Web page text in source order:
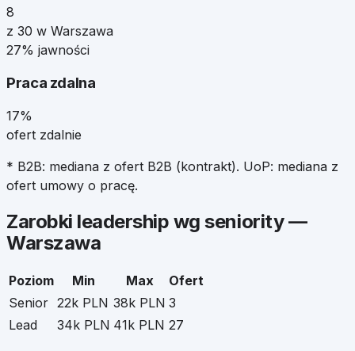
8
z 30 w Warszawa
27% jawności
Praca zdalna
17%
ofert zdalnie
* B2B: mediana z ofert B2B (kontrakt). UoP: mediana z
ofert umowy o pracę.
Zarobki leadership wg seniority —
Warszawa
Poziom Min Max
Ofert
Senior 22k PLN 38k PLN 3
Lead
34k PLN 41k PLN 27